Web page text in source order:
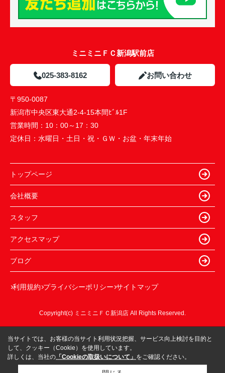
ミニミニＦＣ新潟駅前店
025-383-8162 お問い合わせ
〒950-0087
新潟市中央区東大通2-4-15本間ﾋﾞﾙ1F
営業時間： 10：00～17：30
定休日： 水曜日・土日・祝・ＧＷ・お盆・年末年始
トップページ
会社概要
スタッフ
アクセスマップ
ブログ
利用規約 プライバシーポリシー サイトマップ
Copyright(c) ミニミニＦＣ新潟店 All Rights Reserved.
当サイトでは、お客様の当サイト利用状況把握、サービス向上検討を目的と
して、クッキー（Cookie）を使用しています。
詳しくは、当社の 「Cookieの取扱いについて」 をご確認ください。